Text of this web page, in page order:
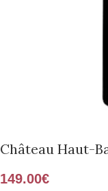
Château Haut-
149.00€